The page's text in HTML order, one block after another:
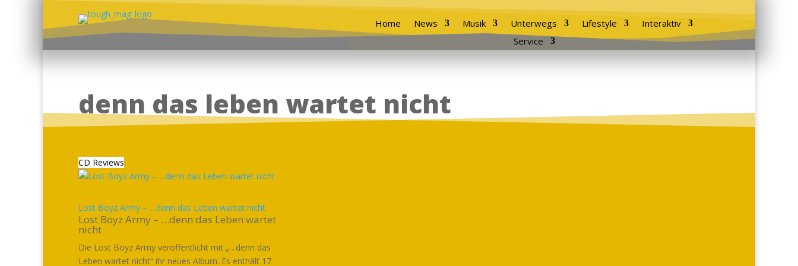
Home News Musik Unterwegs Lifestyle
Interaktiv
Service
denn das leben wartet nicht
CD Reviews
Lost Boyz Army – …denn das Leben wartet nicht
Lost Boyz Army – …denn das Leben wartet
nicht
Die Lost Boyz Army veröffentlicht mit „…denn das
Leben wartet nicht“ ihr neues Album. Es enthält 17